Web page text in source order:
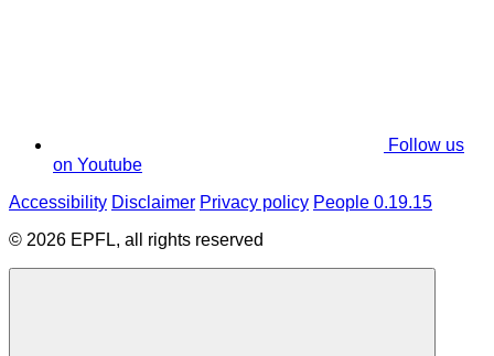
Follow us
on Youtube
Accessibility Disclaimer Privacy policy People 0.19.15
© 2026 EPFL, all rights reserved